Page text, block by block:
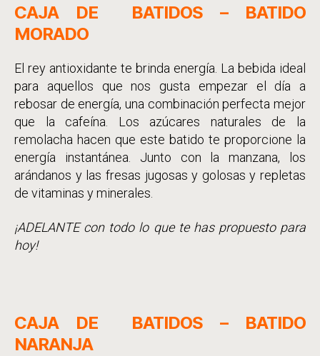
CAJA DE BATIDOS – BATIDO
MORADO
El rey antioxidante te brinda energía. La bebida ideal
para aquellos que nos gusta empezar el día a
rebosar de energía, una combinación perfecta mejor
que la cafeína. Los azúcares naturales de la
remolacha hacen que este batido te proporcione la
energía instantánea. Junto con la manzana, los
arándanos y las fresas jugosas y golosas y repletas
de vitaminas y minerales.
¡ADELANTE con todo lo que te has propuesto para
hoy!
CAJA DE BATIDOS – BATIDO
NARANJA